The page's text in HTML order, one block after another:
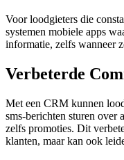
Voor loodgieters die
systemen mobiele apps
informatie, zelfs wanneer
Verbeterde
Met een CRM kunnen
sms-berichten sturen over
zelfs promoties. Dit
klanten, maar kan ook